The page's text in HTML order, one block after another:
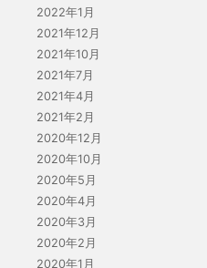
2022年1月
2021年12月
2021年10月
2021年7月
2021年4月
2021年2月
2020年12月
2020年10月
2020年5月
2020年4月
2020年3月
2020年2月
2020年1月